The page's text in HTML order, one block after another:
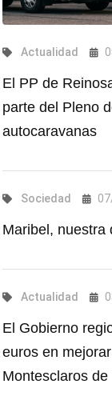
Actualidad
El PP de
parte del Pleno
autocaravanas
Sociedad
Maribel, nuestra
Actualidad
El Gobierno
euros en
Montesclaros